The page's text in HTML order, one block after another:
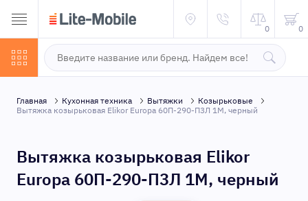
0 0
Главная Кухонная техника Вытяжки
Козырьковые
Вытяжка козырьковая Elikor Europa 60П-290-П3Л 1M, черный
Вытяжка козырьковая Elikor
Europa 60П-290-П3Л 1M, черный